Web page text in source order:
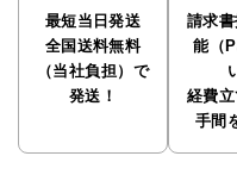
最短当日発送
全国送料無料
（当社負担）で
発送！
請求書
能（
経費
手間